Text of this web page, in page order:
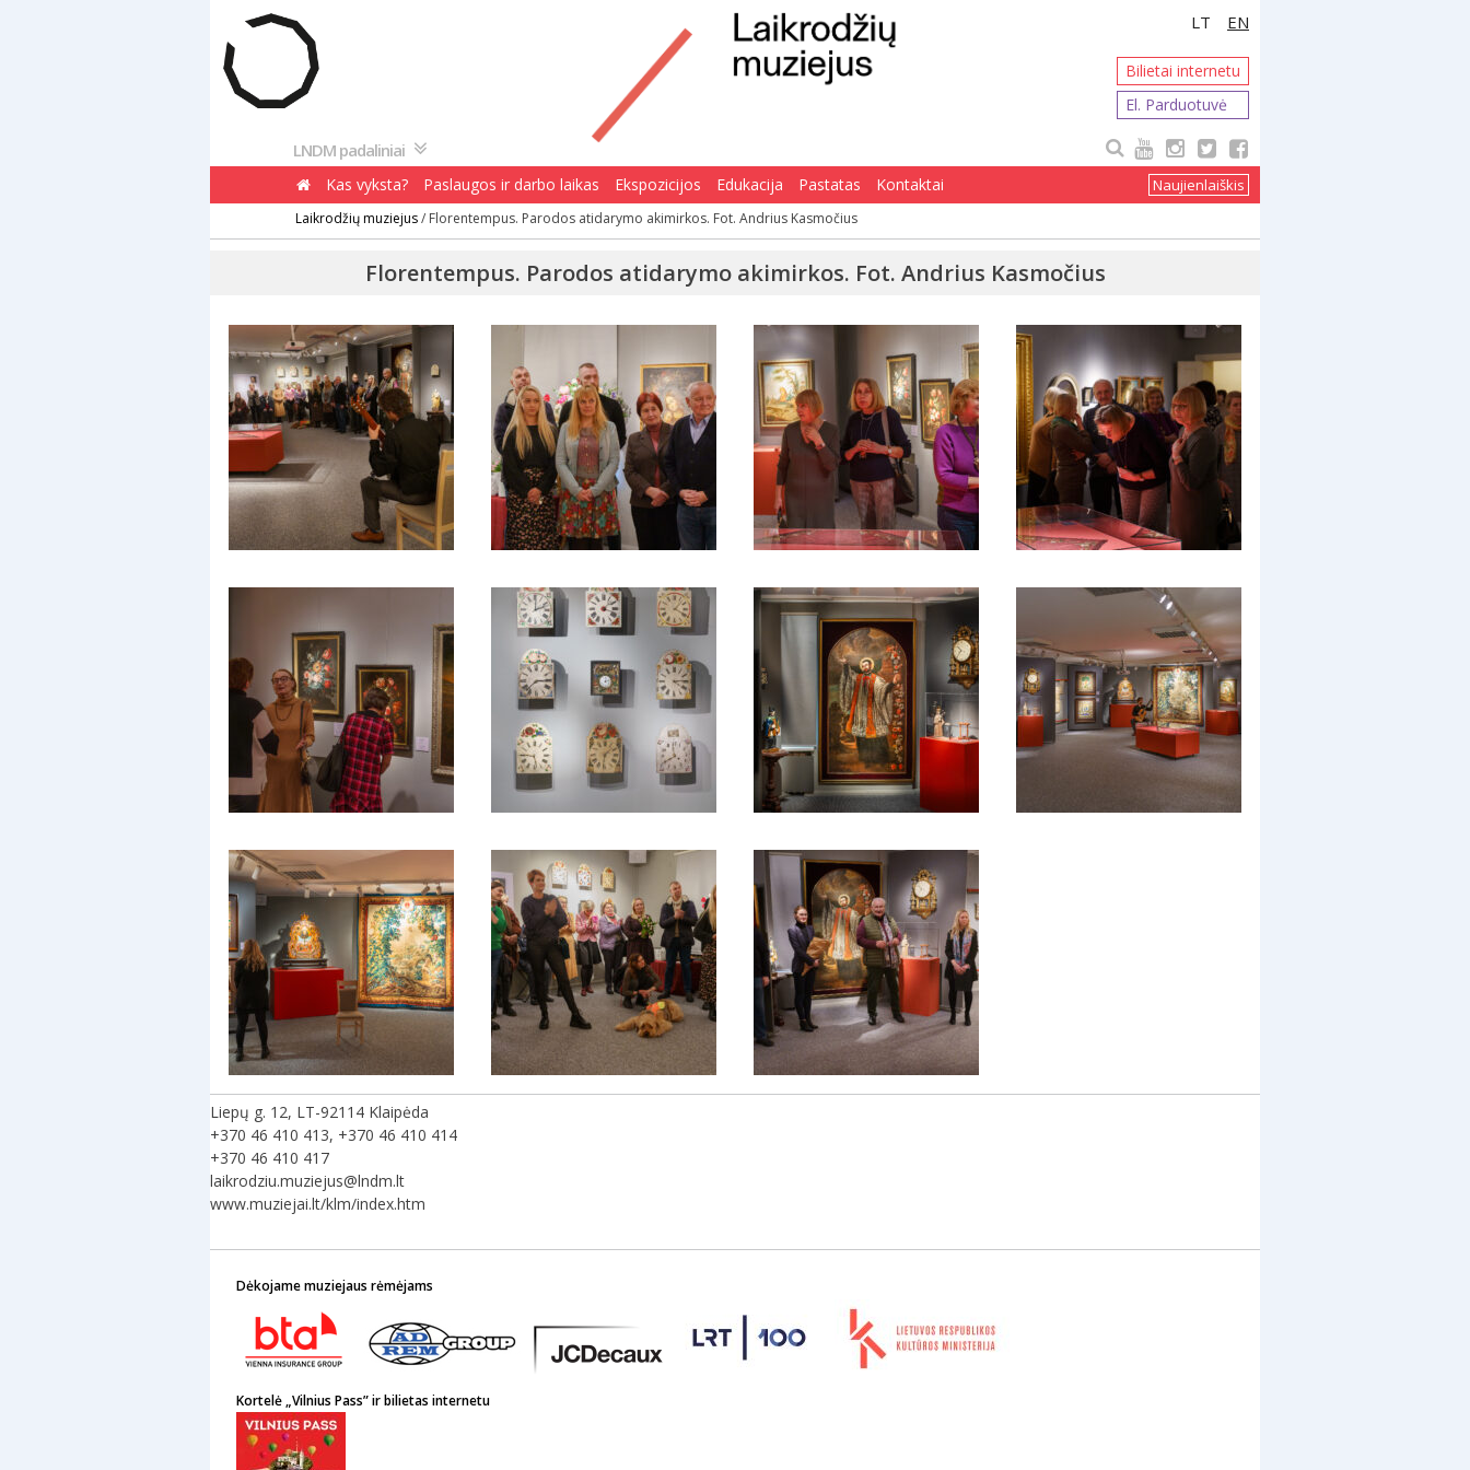
Pereiti
turinio
LT EN
LNDM padaliniai
Bilietai internetu
El. Parduotuvė
Naujienlaiškis
Kas vyksta? Paslaugos ir darbo laikas Ekspozicijos Edukacija Pastatas Kontaktai
Laikrodžių muziejus/ Florentempus. Parodos atidarymo akimirkos. Fot. Andrius Kasmočius
Florentempus. Parodos atidarymo akimirkos. Fot. Andrius Kasmočius
Liepų g. 12, LT-92114 Klaipėda
+370 46 410 413, +370 46 410 414
+370 46 410 417
laikrodziu.muziejus@lndm.lt
www.muziejai.lt/klm/index.htm
Dėkojame muziejaus rėmėjams
Kortelė „Vilnius Pass” ir bilietas internetu